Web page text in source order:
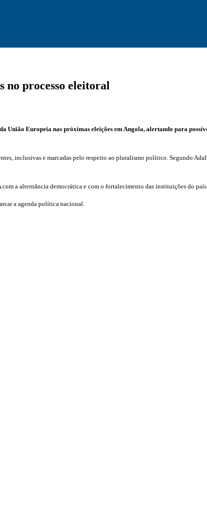
no processo eleitoral
Europeia nas próximas eleições em Angola, alertando para
inclusivas e marcadas pelo respeito ao pluralismo político. Segundo
a alternância democrática e com o fortalecimento das instituições do país.
a agenda política nacional.